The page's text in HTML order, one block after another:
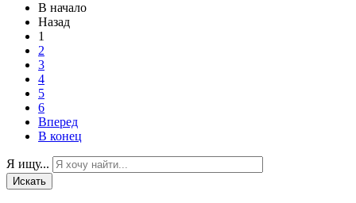
В начало
Назад
1
2
3
4
5
6
Вперед
В конец
Я ищу...
Искать